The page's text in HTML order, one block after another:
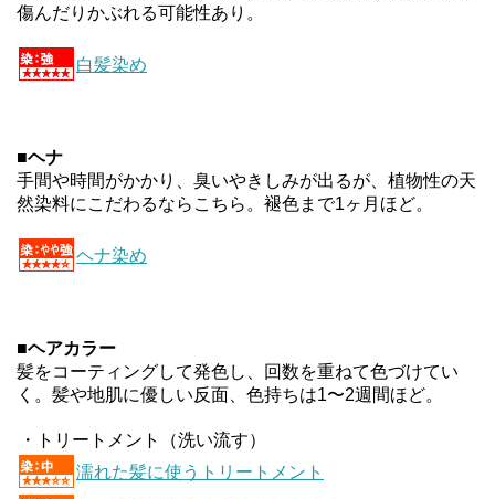
傷んだりかぶれる可能性あり。
白髪染め
■ヘナ
手間や時間がかかり、臭いやきしみが出るが、植物性の天
然染料にこだわるならこちら。褪色まで1ヶ月ほど。
ヘナ染め
■ヘアカラー
髪をコーティングして発色し、回数を重ねて色づけてい
く。髪や地肌に優しい反面、色持ちは1〜2週間ほど。
・トリートメント（洗い流す）
濡れた髪に使うトリートメント